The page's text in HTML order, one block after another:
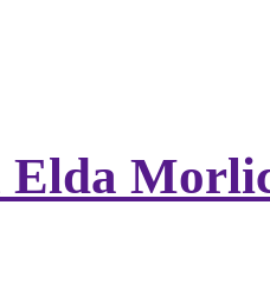
Elda